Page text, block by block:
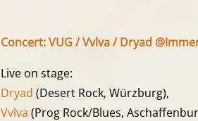
Concert: VUG / Vvlva / Dryad
Live on stage:
Dryad (Desert Rock, Würzburg),
Vvlva (Prog Rock/Blues,